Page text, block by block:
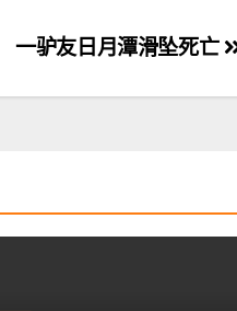
一驴友日月潭滑坠死亡